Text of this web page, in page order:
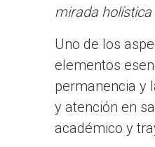
mirada holística
Uno de los
elementos
permanencia y
y atención en
académico y